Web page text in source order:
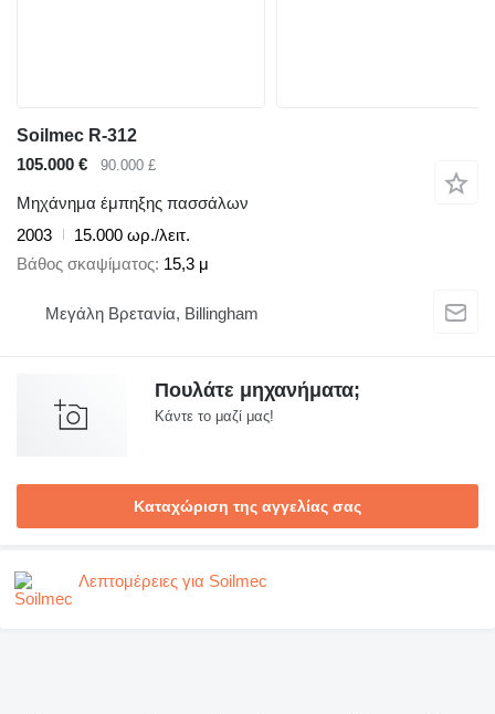
Soilmec R-312
105.000 €
90.000 £
Μηχάνημα έμπηξης πασσάλων
2003
15.000 ωρ./λειτ.
Βάθος σκαψίματος 15,3 μ
Μεγάλη Βρετανία, Billingham
Πουλάτε μηχανήματα;
Κάντε το μαζί μας!
Καταχώριση της αγγελίας σας
Λεπτομέρειες για Soilmec